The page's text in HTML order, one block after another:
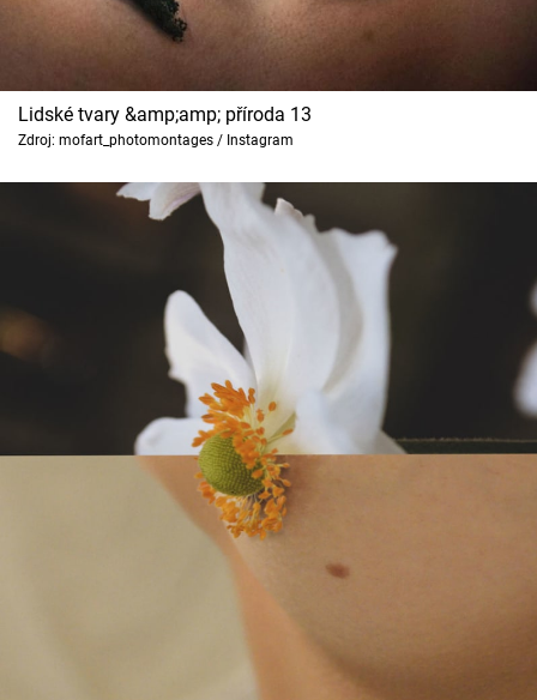
Lidské tvary &amp;amp; příroda 13
Zdroj: mofart_photomontages / Instagram